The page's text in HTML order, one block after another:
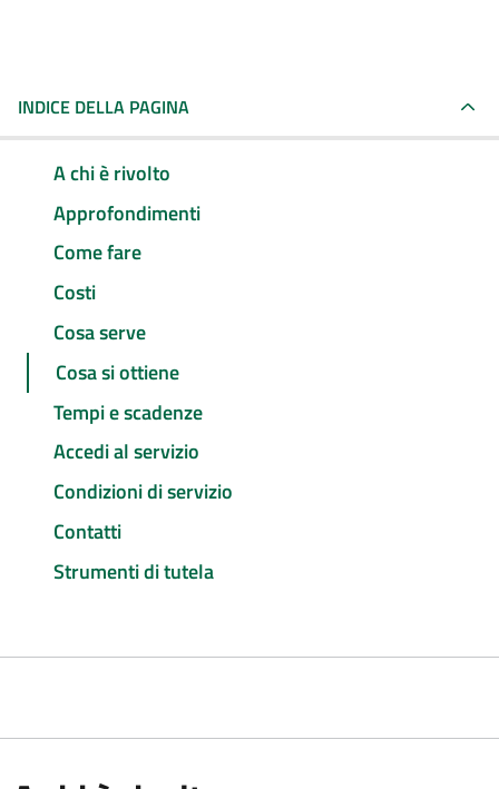
INDICE DELLA PAGINA
A chi è rivolto
Approfondimenti
Come fare
Costi
Cosa serve
Cosa si ottiene
Tempi e scadenze
Accedi al servizio
Condizioni di servizio
Contatti
Strumenti di tutela